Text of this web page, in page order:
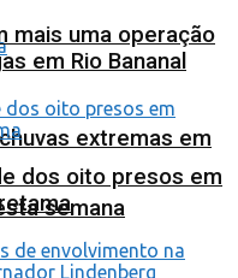
extremas em
semana
mais uma operação
em Rio Bananal
dos oito presos em